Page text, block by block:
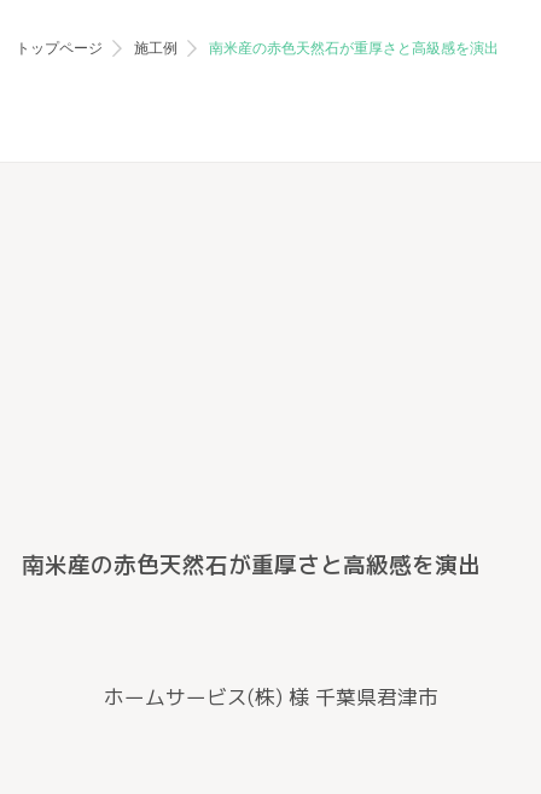
トップページ 施工例 南米産の赤色天然石が重厚さと高級感を演出
南米産の赤色天然石が重厚さと高級感を演出
ホームサービス(株) 様 千葉県君津市